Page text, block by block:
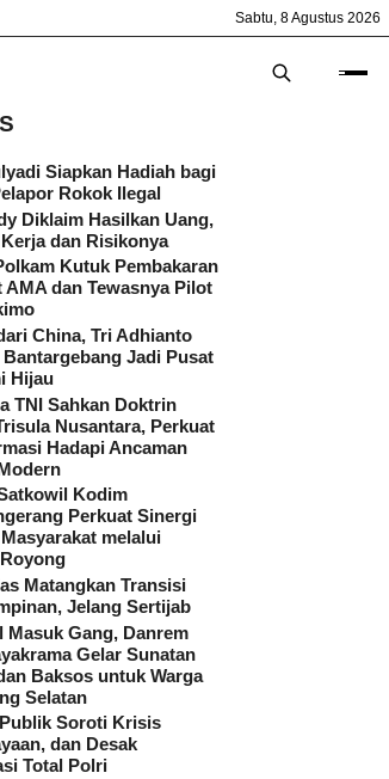
Sabtu, 8 Agustus 2026
Siapkan Hadiah bagi
Rokok Ilegal
Diklaim Hasilkan Uang,
Kerja dan Risikonya
Kutuk Pembakaran
AMA dan Tewasnya Pilot
China, Tri Adhianto
Bantargebang Jadi Pusat
Hijau
TNI Sahkan Doktrin
Nusantara, Perkuat
Hadapi Ancaman
Kodim
Perkuat Sinergi
melalui
Matangkan Transisi
Jelang Sertijab
Masuk Gang, Danrem
Gelar Sunatan
Baksos untuk Warga
Selatan
Soroti Krisis
dan Desak
Total Polri